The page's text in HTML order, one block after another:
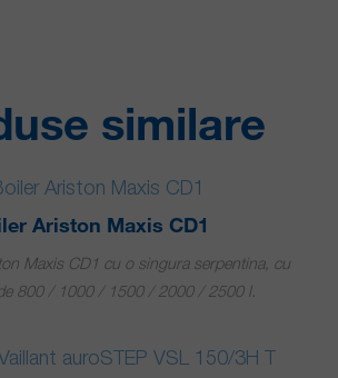
similare
Ariston Maxis CD1
Maxis CD1 cu o singura serpentina, cu
800 / 1000 / 1500 / 2000 / 2500 l.